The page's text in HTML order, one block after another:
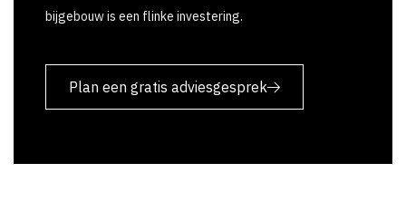
bijgebouw is een flinke investering.
Plan een gratis adviesgesprek